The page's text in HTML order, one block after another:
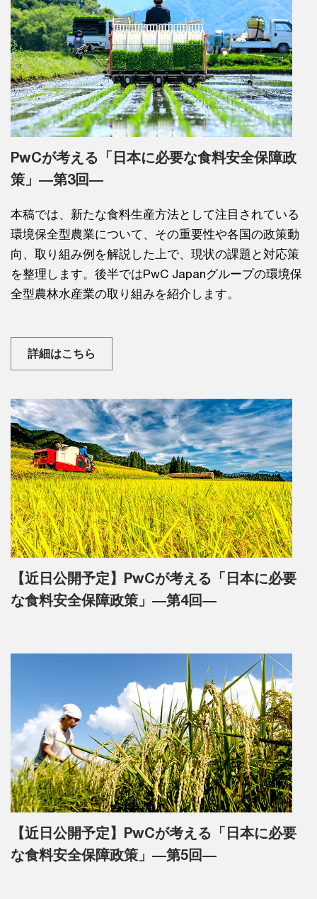
PwCが考える「日本に必要な食料安全保障政
策」―第3回―
本稿では、新たな食料生産方法として注目されている
環境保全型農業について、その重要性や各国の政策動
向、取り組み例を解説した上で、現状の課題と対応策
を整理します。後半ではPwC Japanグループの環境保
全型農林水産業の取り組みを紹介します。
詳細はこちら
【近日公開予定】PwCが考える「日本に必要
な食料安全保障政策」―第4回―
【近日公開予定】PwCが考える「日本に必要
な食料安全保障政策」―第5回―